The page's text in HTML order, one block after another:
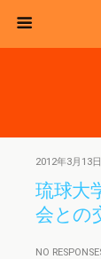
2012年3月13日
琉球大
会との
NO